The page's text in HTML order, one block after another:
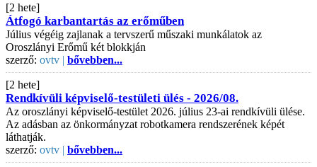
[2 hete]
Átfogó karbantartás az erőműben
Július végéig zajlanak a tervszerű műszaki munkálatok az
Oroszlányi Erőmű két blokkján
szerző: ovtv | bővebben...
[2 hete]
Rendkívüli képviselő-testületi ülés - 2026/08.
Az oroszlányi képviselő-testület 2026. július 23-ai rendkívüli ülése.
Az adásban az önkormányzat robotkamera rendszerének képét
láthatják.
szerző: ovtv | bővebben...